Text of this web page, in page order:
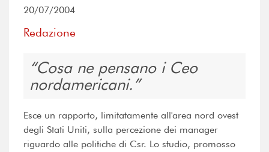
20/07/2004
Redazione
Cosa ne pensano i Ceo
nordamericani.
Esce un rapporto, limitatamente all'area nord ovest
degli Stati Uniti, sulla percezione dei manager
riguardo alle politiche di Csr. Lo studio, promosso